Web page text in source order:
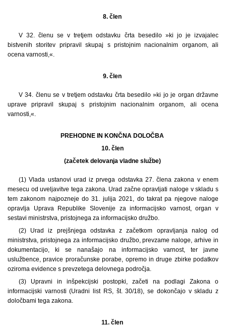
8. člen
V 32. členu se v tretjem odstavku črta besedilo »ki jo je izvajalec
bistvenih storitev pripravil skupaj s pristojnim nacionalnim organom, ali
ocena varnosti,«.
9. člen
V 34. členu se v tretjem odstavku črta besedilo »ki jo je organ državne
uprave pripravil skupaj s pristojnim nacionalnim organom, ali ocena
varnosti,«.
PREHODNE IN KONČNA DOLOČBA
10. člen
(začetek delovanja vladne službe)
(1) Vlada ustanovi urad iz prvega odstavka 27. člena zakona v enem
mesecu od uveljavitve tega zakona. Urad začne opravljati naloge v skladu s
tem zakonom najpozneje do 31. julija 2021, do takrat pa njegove naloge
opravlja Uprava Republike Slovenije za informacijsko varnost, organ v
sestavi ministrstva, pristojnega za informacijsko družbo.
(2) Urad iz prejšnjega odstavka z začetkom opravljanja nalog od
ministrstva, pristojnega za informacijsko družbo, prevzame naloge, arhive in
dokumentacijo, ki se nanašajo na informacijsko varnost, ter javne
uslužbence, pravice proračunske porabe, opremo in druge zbirke podatkov
oziroma evidence s prevzetega delovnega področja.
(3) Upravni in inšpekcijski postopki, začeti na podlagi Zakona o
informacijski varnosti (Uradni list RS, št. 30/18), se dokončajo v skladu z
določbami tega zakona.
11. člen